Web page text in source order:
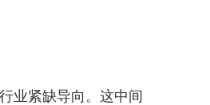
业紧缺导向。这中间